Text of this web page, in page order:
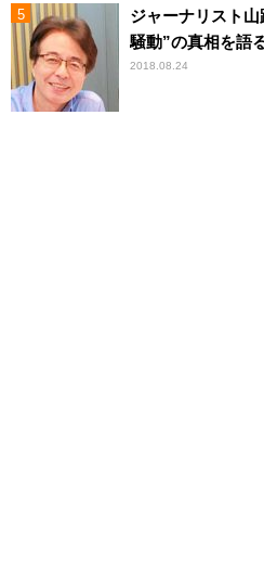
ジャーナリスト
騒動”の真相を語
2018.08.24